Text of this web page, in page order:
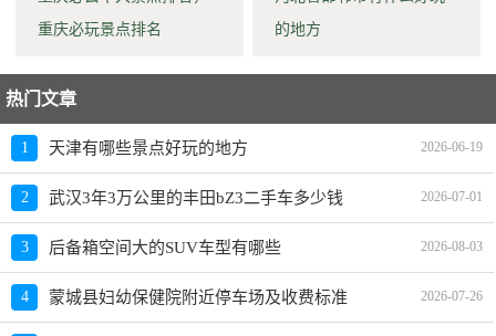
重庆必玩景点排名
的地方
热门文章
1 天津有哪些景点好玩的地方 2026-06-19
2 武汉3年3万公里的丰田bZ3二手车多少钱 2026-07-01
3 后备箱空间大的SUV车型有哪些 2026-08-03
4 蒙城县妇幼保健院附近停车场及收费标准 2026-07-26